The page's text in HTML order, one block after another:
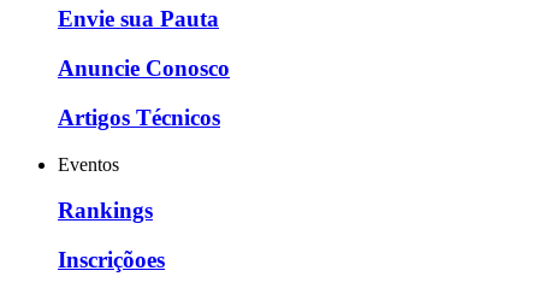
Envie sua Pauta
Anuncie Conosco
Artigos Técnicos
Eventos
Rankings
Inscriçõoes